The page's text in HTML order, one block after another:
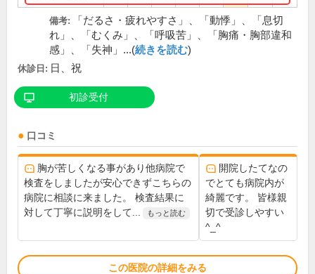
備考:
「だるさ・疲れやすさ」、「動悸」、「息切
れ」、「むくみ」、「呼吸苦」、「胸痛・胸部違和
感」、「失神」...(続きを読む)
休診日: 日、祝
初診受付
口コミ
胸が苦しくなる事があり他病院で
検査をしましたが安心できずこちらの
病院に相談に来ました。 検査結果に
対して丁寧に説明をして...
もっと読む
開院したてなの
でとても病院内が
綺麗です。 皆様親
切で受診しやすい
^_^
この医院の詳細をみる